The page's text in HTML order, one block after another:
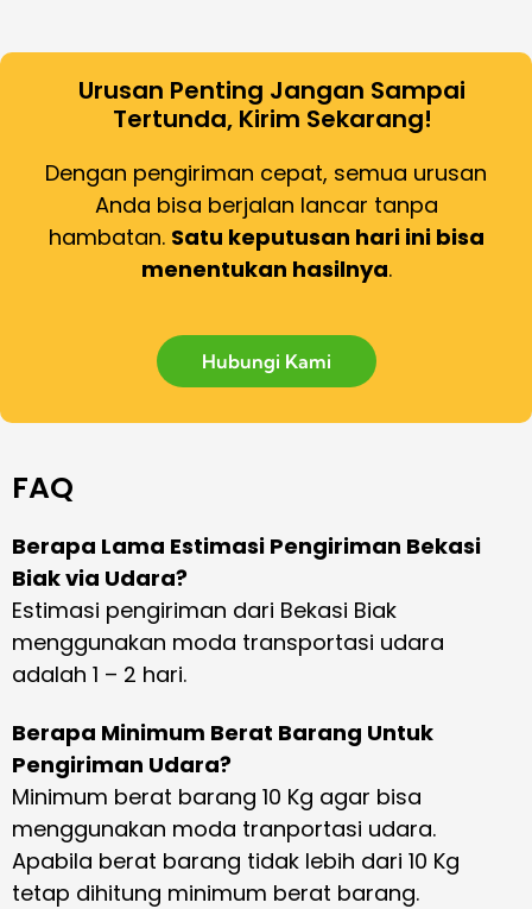
Urusan Penting Jangan Sampai
Tertunda, Kirim Sekarang!
Dengan pengiriman cepat, semua urusan
Anda bisa berjalan lancar tanpa
hambatan. Satu keputusan hari ini bisa
menentukan hasilnya.
Hubungi Kami
FAQ
Berapa Lama Estimasi Pengiriman Bekasi
Biak via Udara?
Estimasi pengiriman dari Bekasi Biak
menggunakan moda transportasi udara
adalah 1 – 2 hari.
Berapa Minimum Berat Barang Untuk
Pengiriman Udara?
Minimum berat barang 10 Kg agar bisa
menggunakan moda tranportasi udara.
Apabila berat barang tidak lebih dari 10 Kg
tetap dihitung minimum berat barang.